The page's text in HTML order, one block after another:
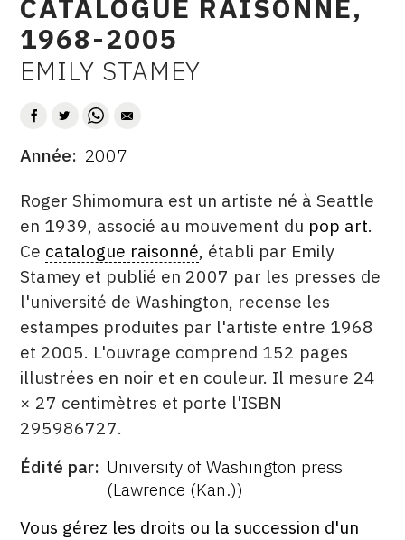
CONTACT
CGU
FACEBOOK
TWITTER
PINTEREST
CATALOGUE RAISONNÉ,
1968-2005
AUTEUR
EMILY STAMEY
DATE
Année 2007
DESCRITPTION
Roger Shimomura est un artiste né à Seattle
en 1939, associé au mouvement du pop art.
Ce catalogue raisonné, établi par Emily
Stamey et publié en 2007 par les presses de
l'université de Washington, recense les
estampes produites par l'artiste entre 1968
et 2005. L'ouvrage comprend 152 pages
illustrées en noir et en couleur. Il mesure 24
× 27 centimètres et porte l'ISBN
295986727.
ÉDITÉ
Édité par University of Washington press
(Lawrence (Kan.))
FORMAT
ÉTAT
Vous gérez les droits ou la succession d'un